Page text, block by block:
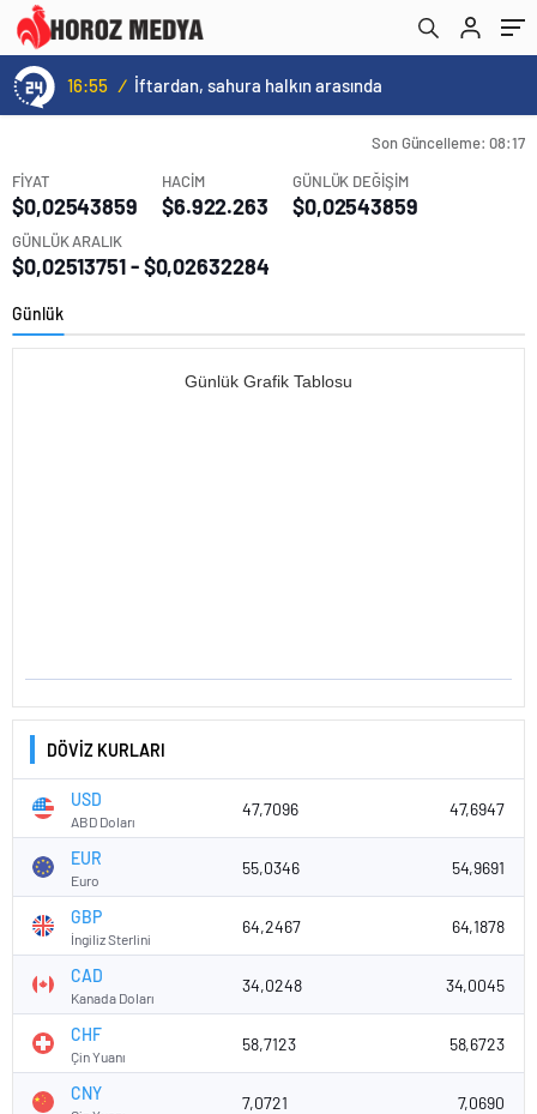
16:55 / İftardan, sahura halkın arasında
Son Güncelleme: 08:17
FİYAT
$0,02543859
HACİM
$6.922.263
GÜNLÜK DEĞİŞİM
$0,02543859
GÜNLÜK ARALIK
$0,02513751 - $0,02632284
Günlük
Günlük Grafik Tablosu
DÖVİZ KURLARI
USD
ABD Doları
47,7096 47,6947
EUR
Euro
55,0346 54,9691
GBP
İngiliz Sterlini
64,2467 64,1878
CAD
Kanada Doları
34,0248 34,0045
CHF
Çin Yuanı
58,7123 58,6723
CNY 7,0721 7,0690